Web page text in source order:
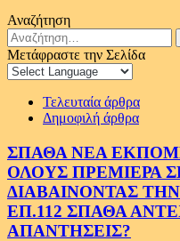
Αναζήτηση
Αναζήτηση
για:
Μετάφραστε την Σελίδα
Τελευταία άρθρα
Δημοφιλή άρθρα
ΣΠΑΘΑ ΝΕΑ
ΟΛΟΥΣ ΠΡΕΜΙΕΡΑ
ΔΙΑΒΑΙΝΟΝΤΑΣ
ΕΠ.112 ΣΠΑΘΑ
ΑΠΑΝΤΗΣΕΙΣ?